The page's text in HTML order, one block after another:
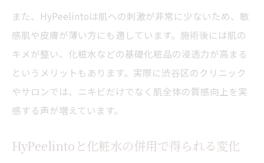
また、HyPeelintoは肌への刺激が非常に少ないため、敏
感肌や皮膚が薄い方にも適しています。施術後には肌の
キメが整い、化粧水などの基礎化粧品の浸透力が高まる
というメリットもあります。実際に渋谷区のクリニック
やサロンでは、ニキビだけでなく肌全体の質感向上を実
感する声が増えています。
HyPeelintoと化粧水の併用で得られる変化